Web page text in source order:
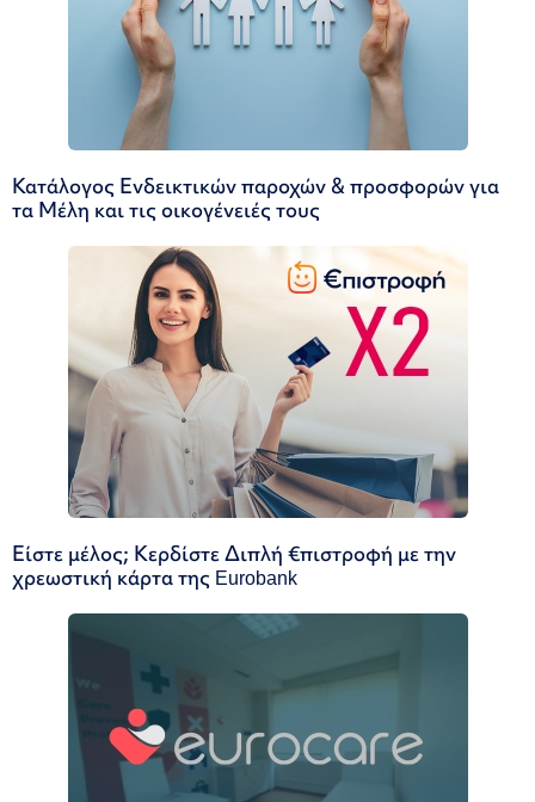
Κατάλογος Ενδεικτικών παροχών & προσφορών για
τα Μέλη και τις οικογένειές τους
Είστε μέλος; Κερδίστε Διπλή €πιστροφή με την
χρεωστική κάρτα της Eurobank